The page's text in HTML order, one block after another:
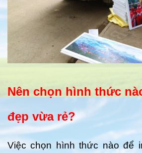
Nên chọn hình thức
đẹp vừa rẻ?
Việc chọn hình thức nào để